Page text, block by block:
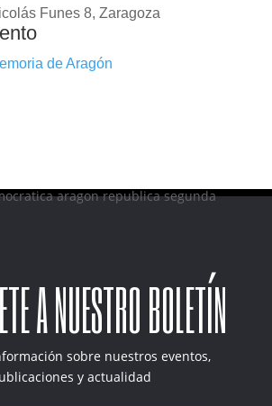
Funes 8, Zaragoza
de Aragón
A NUESTRO BOLETÍN
sobre nuestros eventos,
y actualidad